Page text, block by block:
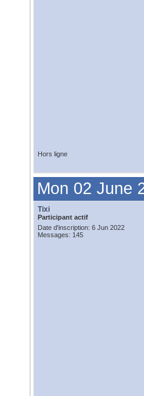
Hors ligne
Mon 02 June
Tixi
Participant actif
Date d'inscription: 6 Jun 2022
Messages: 145